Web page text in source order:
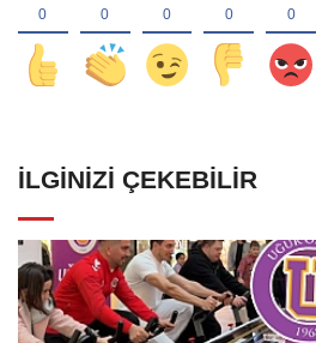
İLGINIZI ÇEKEBILIR